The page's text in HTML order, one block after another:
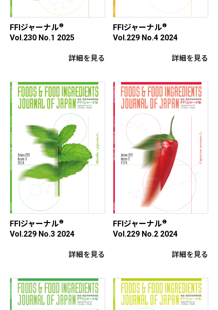
FFIジャーナル®
Vol.230 No.1 2025
詳細を見る
FFIジャーナル®
Vol.229 No.4 2024
詳細を見る
FFIジャーナル®
Vol.229 No.3 2024
詳細を見る
FFIジャーナル®
Vol.229 No.2 2024
詳細を見る